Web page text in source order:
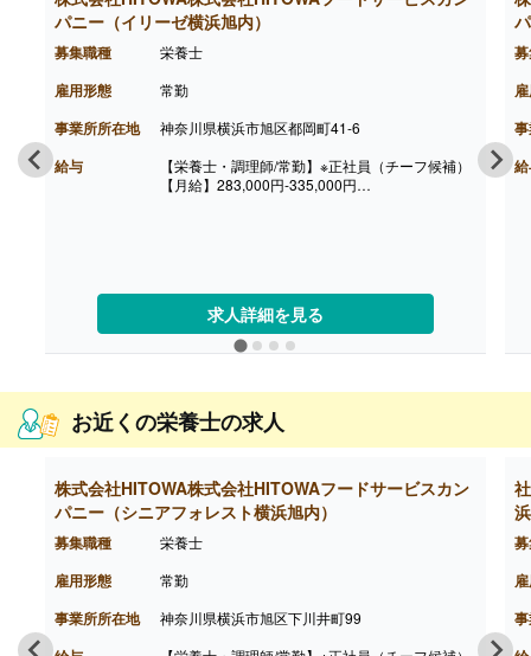
パニー（イリーゼ横浜旭内）
募集職種 栄養士
雇用形態 常勤
事業所所在地 神奈川県横浜市旭区都岡町41-6
給与
【栄養士・調理師/常勤】※正社員（チーフ候補）
【月給】283,000円-335,000円
※マイカー通勤:片道2km以上（ガソリン代は規定
内支給）
【昇給】あり（年1回）
【退職金】あり
【栄養士・調理師/常勤】※正社員
【月給】261,500円-292,500円
※給与は経験に応じて決定します
※みなし時間外手当30時間分含む
【通勤手当】あり
※公共交通機関:上限30,000円/月
※マイカー通勤:片道2km以上（ガソリン代は規定
内支給）
【退職金】あり
求人詳細を見る
お近くの栄養士の求人
株式会社HITOWA株式会社HITOWAフードサービスカン
パニー（シニアフォレスト横浜旭内）
募集職種 栄養士
雇用形態 常勤
事業所所在地 神奈川県横浜市旭区下川井町99
浜